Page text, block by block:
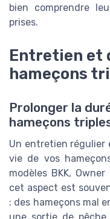
bien comprendre
prises.
Entretien et
hameçons
Prolonger la
hameçons
Un entretien régulier
vie de vos
modèles BKK,
cet aspect est
: des hameçons mal